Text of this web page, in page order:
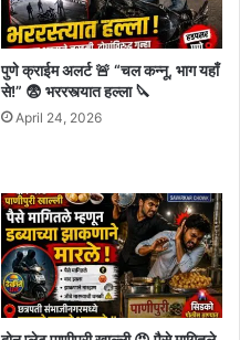
पुणे क्राईम अलर्ट 🚨 “चल कन्नू, भाग यहाँ
से!” 😨 भररस्त्यात हल्ला 🔪
April 24, 2026